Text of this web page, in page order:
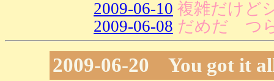
2009-06-10 複雑だけど
2009-06-08 だめだ つ
2009-06-20 You got it